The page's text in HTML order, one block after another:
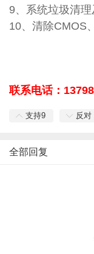
9、系统垃圾清理
10、清除CMOS
联系电话：
支持9 反对
全部回复